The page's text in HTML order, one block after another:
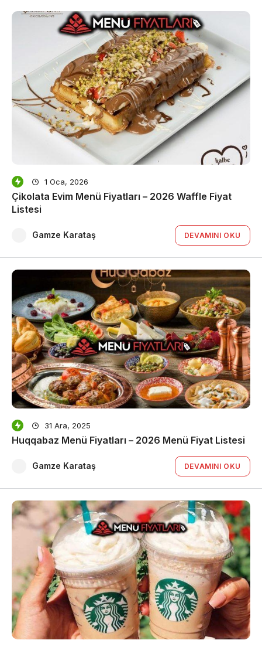
1 Oca, 2026
Çikolata Evim Menü Fiyatları – 2026 Waffle Fiyat
Listesi
Gamze Karataş DEVAMINI OKU
31 Ara, 2025
Huqqabaz Menü Fiyatları – 2026 Menü Fiyat Listesi
Gamze Karataş DEVAMINI OKU